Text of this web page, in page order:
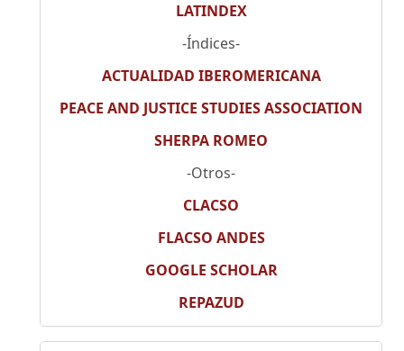
LATINDEX
-Índices-
ACTUALIDAD IBEROMERICANA
PEACE AND JUSTICE STUDIES ASSOCIATION
SHERPA ROMEO
-Otros-
CLACSO
FLACSO ANDES
GOOGLE SCHOLAR
REPAZUD